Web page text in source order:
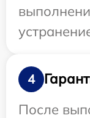
4
После